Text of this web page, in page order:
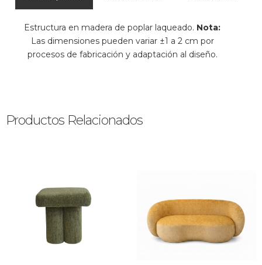
Estructura en madera de poplar laqueado. Nota:
Las dimensiones pueden variar ±1 a 2 cm por
procesos de fabricación y adaptación al diseño.
Productos Relacionados